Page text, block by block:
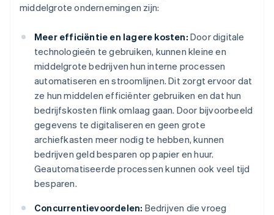
middelgrote ondernemingen zijn:
Meer efficiëntie en lagere kosten: Door digitale
technologieën te gebruiken, kunnen kleine en
middelgrote bedrijven hun interne processen
automatiseren en stroomlijnen. Dit zorgt ervoor dat
ze hun middelen efficiënter gebruiken en dat hun
bedrijfskosten flink omlaag gaan. Door bijvoorbeeld
gegevens te digitaliseren en geen grote
archiefkasten meer nodig te hebben, kunnen
bedrijven geld besparen op papier en huur.
Geautomatiseerde processen kunnen ook veel tijd
besparen.
Concurrentievoordelen: Bedrijven die vroeg